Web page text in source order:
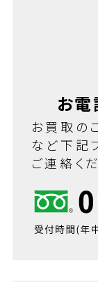
お
お買取の
など下記
ご連絡く